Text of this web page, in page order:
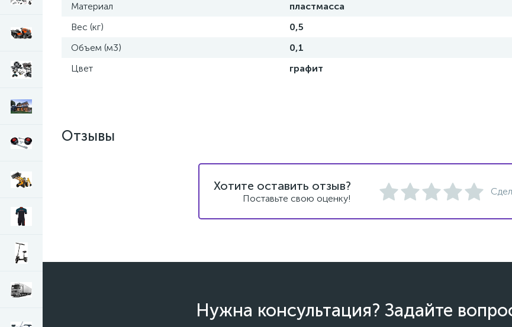
Материал
пластмасса
Вес (кг)
0,5
Объем (м3)
0,1
Цвет
графит
Отзывы
Хотите оставить отзыв?
Поставьте свою оценку!
Нужна консультация? Задайте